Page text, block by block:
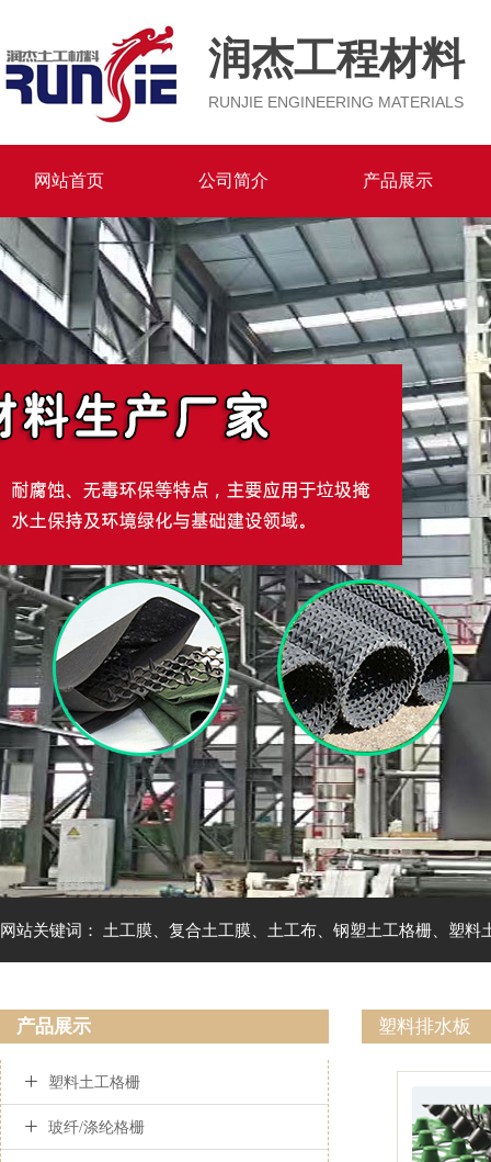
润杰工程材料
RUNJIE ENGINEERING MATERIALS
网站首页 公司简介 产品展示
网站关键词： 土工膜 复合土工膜 土工布 钢塑土工格栅 塑料
产品展示
 塑料土工格栅
 玻纤/涤纶格栅
塑料排水板